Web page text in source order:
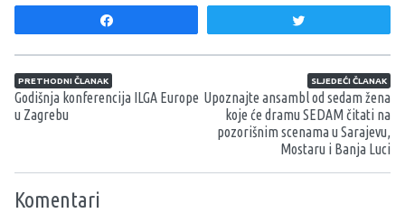
Navigacija članaka
PRETHODNI ČLANAK
Godišnja konferencija ILGA Europe
u Zagrebu
SLJEDEĆI ČLANAK
Upoznajte ansambl od sedam žena
koje će dramu SEDAM čitati na
pozorišnim scenama u Sarajevu,
Mostaru i Banja Luci
Komentari